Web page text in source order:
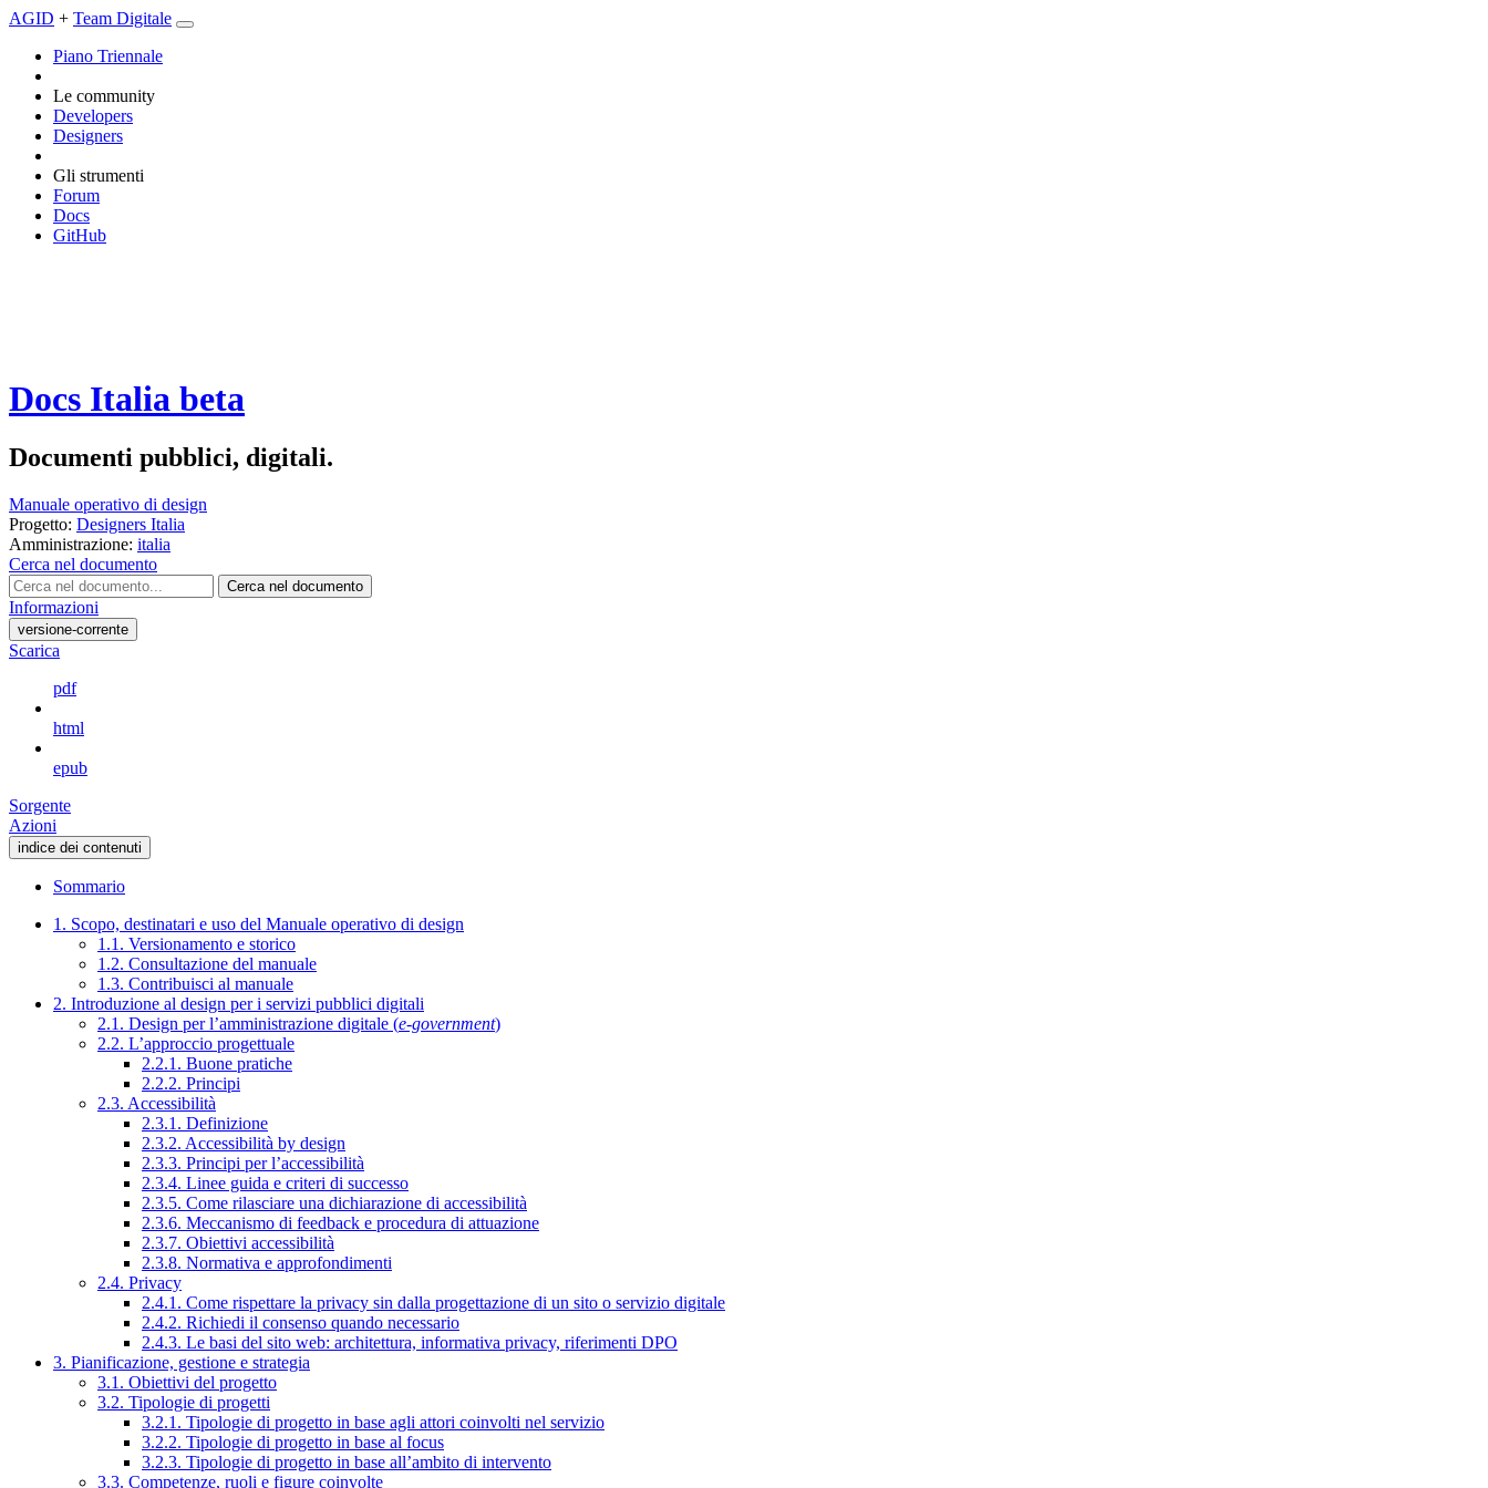
AGID + Team Digitale
Piano Triennale
Le community
Developers
Designers
Gli strumenti
Forum
Docs
GitHub
Docs Italia beta
Documenti pubblici, digitali.
Manuale operativo di design
Progetto: Designers Italia
Amministrazione: italia
Cerca nel documento
Cerca nel documento
Informazioni
versione-corrente
Scarica
pdf
html
epub
Sorgente
Azioni
indice dei contenuti
Sommario
1. Scopo, destinatari e uso del Manuale operativo di design
1.1. Versionamento e storico
1.2. Consultazione del manuale
1.3. Contribuisci al manuale
2. Introduzione al design per i servizi pubblici digitali
2.1. Design per l’amministrazione digitale (e-government)
2.2. L’approccio progettuale
2.2.1. Buone pratiche
2.2.2. Principi
2.3. Accessibilità
2.3.1. Definizione
2.3.2. Accessibilità by design
2.3.3. Principi per l’accessibilità
2.3.4. Linee guida e criteri di successo
2.3.5. Come rilasciare una dichiarazione di accessibilità
2.3.6. Meccanismo di feedback e procedura di attuazione
2.3.7. Obiettivi accessibilità
2.3.8. Normativa e approfondimenti
2.4. Privacy
2.4.1. Come rispettare la privacy sin dalla progettazione di un sito o servizio digitale
2.4.2. Richiedi il consenso quando necessario
2.4.3. Le basi del sito web: architettura, informativa privacy, riferimenti DPO
3. Pianificazione, gestione e strategia
3.1. Obiettivi del progetto
3.2. Tipologie di progetti
3.2.1. Tipologie di progetto in base agli attori coinvolti nel servizio
3.2.2. Tipologie di progetto in base al focus
3.2.3. Tipologie di progetto in base all’ambito di intervento
3.3. Competenze, ruoli e figure coinvolte